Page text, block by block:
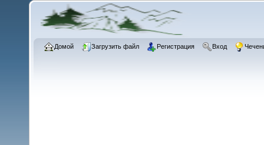
Домой Загрузить файл Регистрация Вход